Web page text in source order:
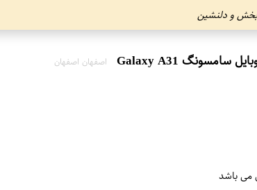
بخش و دلنشین
اصفهان اصفهان
می باشد